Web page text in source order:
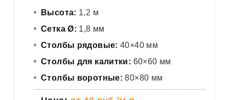
Высота: 1,2 м
Сетка Ø: 1,8 мм
Столбы рядовые: 40×40 мм
Столбы для калитки: 60×60 мм
Столбы воротные: 80×80 мм